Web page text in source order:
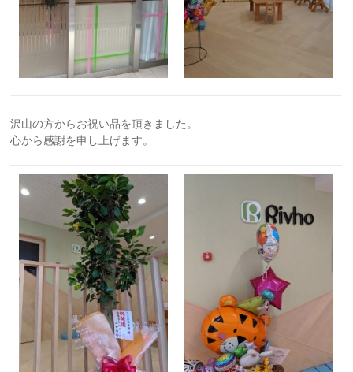
沢山の方からお祝い品を頂きました。
心から感謝を申し上げます。